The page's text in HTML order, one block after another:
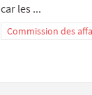
car les ...
Commission des